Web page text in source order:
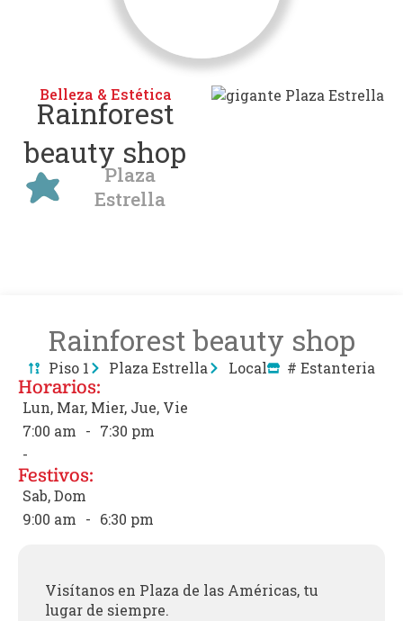
Belleza & Estética
Rainforest
beauty shop
Plaza
Estrella
Rainforest beauty shop
Piso 1 Plaza Estrella Local # Estanteria
Horarios:
Lun, Mar, Mier, Jue, Vie
7:00 am - 7:30 pm
-
Festivos:
Sab, Dom
9:00 am - 6:30 pm
Visítanos en Plaza de las Américas, tu
lugar de siempre.